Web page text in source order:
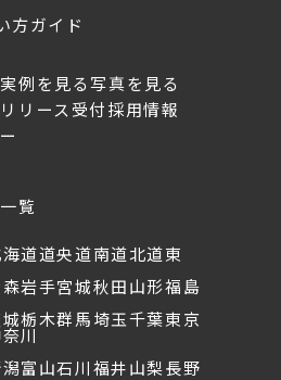
方ガイド
例を見る写真を見る
リース受付採用情報
覧
道道央道南道北道東
岩手宮城秋田山形福島
栃木群馬埼玉千葉東京
川
富山石川福井山梨長野